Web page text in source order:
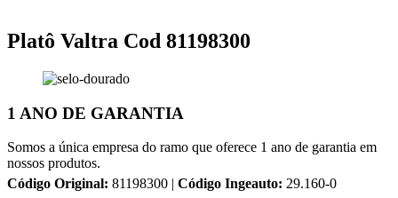
Platô Valtra Cod 81198300
1 ANO DE GARANTIA
Somos a única empresa do ramo que oferece 1 ano de garantia em
nossos produtos.
Código Original: 81198300 | Código Ingeauto: 29.160-0